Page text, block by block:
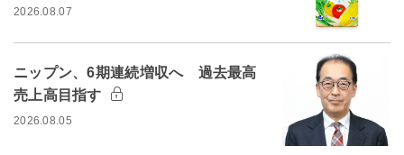
2026.08.07
ニップン、6期連続増収へ 過去最高
売上高目指す
2026.08.05